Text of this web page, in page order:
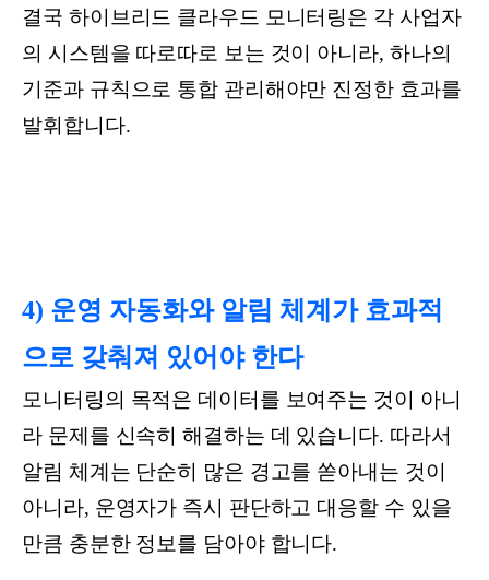
결국 하이브리드 클라우드 모니터링은 각 사업자
의 시스템을 따로따로 보는 것이 아니라, 하나의
기준과 규칙으로 통합 관리해야만 진정한 효과를
발휘합니다.
4) 운영 자동화와 알림 체계가 효과적
으로 갖춰져 있어야 한다
모니터링의 목적은 데이터를 보여주는 것이 아니
라 문제를 신속히 해결하는 데 있습니다. 따라서
알림 체계는 단순히 많은 경고를 쏟아내는 것이
아니라, 운영자가 즉시 판단하고 대응할 수 있을
만큼 충분한 정보를 담아야 합니다.